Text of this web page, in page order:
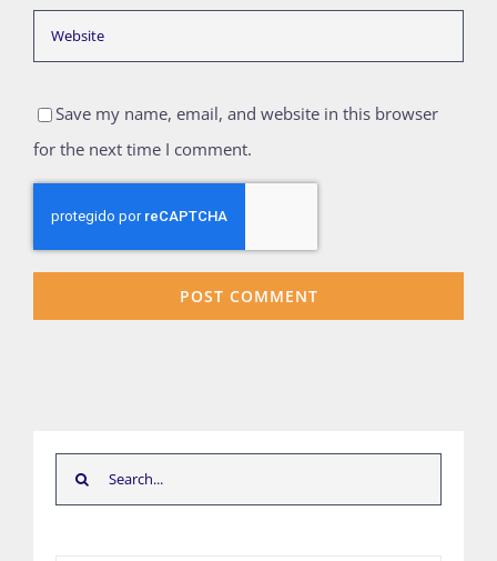
Save my name, email, and website in this browser
for the next time I comment.
for: